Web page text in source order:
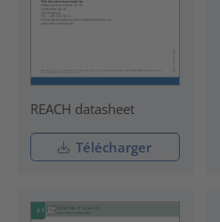
REACH datasheet
Télécharger